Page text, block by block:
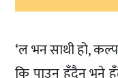
‘ल भन साथी हो,